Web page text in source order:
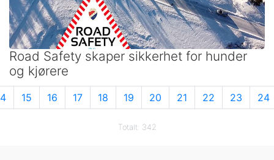
Road Safety skaper sikkerhet for hunder
og kjørere
15 16 17 18 19 20 21 22 23 24
Totalt: 342